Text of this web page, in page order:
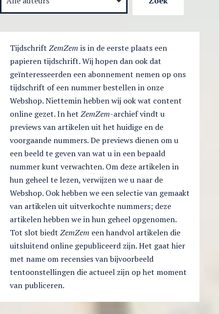
Tijdschrift ZemZem is in de eerste plaats een
papieren tijdschrift. Wij hopen dan ook dat
geïnteresseerden een abonnement nemen op ons
tijdschrift of een nummer bestellen in onze
Webshop. Niettemin hebben wij ook wat content
online gezet. In het ZemZem-archief vindt u
previews van artikelen uit het huidige en de
voorgaande nummers. De previews dienen om u
een beeld te geven van wat u in een bepaald
nummer kunt verwachten. Om deze artikelen in
hun geheel te lezen, verwijzen we u naar de
Webshop. Ook hebben we een selectie van gemaakt
van artikelen uit uitverkochte nummers; deze
artikelen hebben we in hun geheel opgenomen.
Tot slot biedt ZemZem een handvol artikelen die
uitsluitend online gepubliceerd zijn. Het gaat hier
met name om recensies van bijvoorbeeld
tentoonstellingen die actueel zijn op het moment
van publiceren.